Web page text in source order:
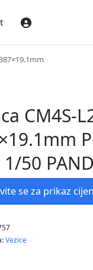
Prijava
CM4S-
1/50
se za prikaz
Vezice